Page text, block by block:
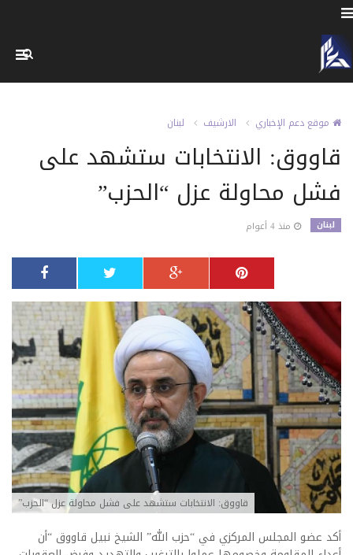
موقع دعم الإخباري الارشيف لبنان
قاووق: الانتخابات ستشهد على
فشل محاولة عزل “الحزب”
لبنان منذ 4 أعوام
قاووق: الانتخابات ستشهد على فشل محاولة عزل “الحزب”
أكد عضو المجلس المركزي في “حزب الله” الشيخ نبيل قاووق “أن